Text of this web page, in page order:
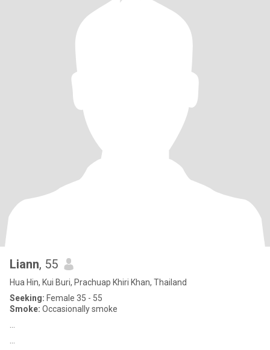
Liann, 55
Hua Hin, Kui Buri, Prachuap Khiri Khan, Thailand
Seeking: Female 35 - 55
Smoke: Occasionally smoke